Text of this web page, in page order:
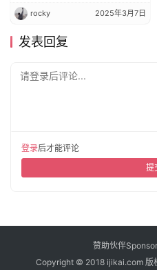
rocky 2025年3月7日
发表回复
请登录后评论...
登录后才能评论
提
赞助伙伴Sponsor
Copyright © 2018 ijikai.com 版